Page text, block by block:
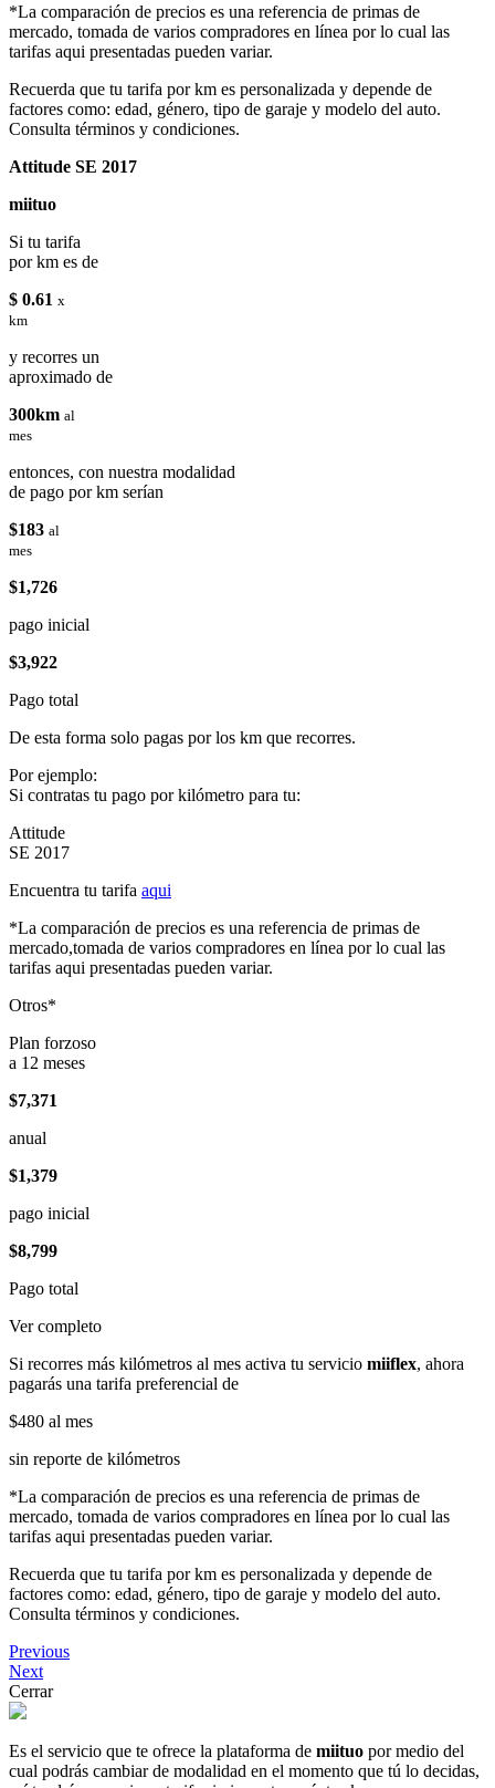
*La comparación de precios es una referencia de primas de
mercado, tomada de varios compradores en línea por lo cual las
tarifas aqui presentadas pueden variar.
Recuerda que tu tarifa por km es personalizada y depende de
factores como: edad, género, tipo de garaje y modelo del auto.
Consulta términos y condiciones.
Attitude SE 2017
miituo
Si tu tarifa
por km es de
$ 0.61 x
km
y recorres un
aproximado de
300km al
mes
entonces, con nuestra modalidad
de pago por km serían
$183 al
mes
$1,726
pago inicial
$3,922
Pago total
De esta forma solo pagas por los km que recorres.
Por ejemplo:
Si contratas tu pago por kilómetro para tu:
Attitude
SE 2017
Encuentra tu tarifa aqui
*La comparación de precios es una referencia de primas de
mercado,tomada de varios compradores en línea por lo cual las
tarifas aqui presentadas pueden variar.
Otros*
Plan forzoso
a 12 meses
$7,371
anual
$1,379
pago inicial
$8,799
Pago total
Ver completo
Si recorres más kilómetros al mes activa tu servicio miiflex, ahora
pagarás una tarifa preferencial de
$480 al mes
sin reporte de kilómetros
*La comparación de precios es una referencia de primas de
mercado, tomada de varios compradores en línea por lo cual las
tarifas aqui presentadas pueden variar.
Recuerda que tu tarifa por km es personalizada y depende de
factores como: edad, género, tipo de garaje y modelo del auto.
Consulta términos y condiciones.
Previous
Next
Cerrar
Es el servicio que te ofrece la plataforma de miituo por medio del
cual podrás cambiar de modalidad en el momento que tú lo decidas,